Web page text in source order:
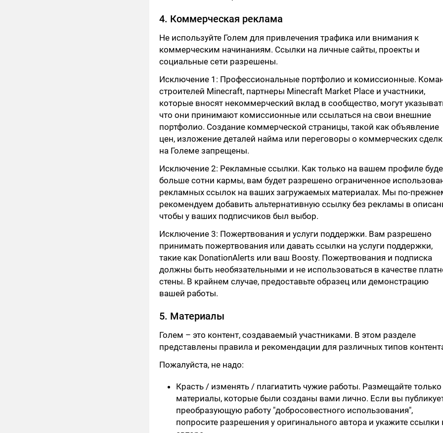
4. Коммерческая реклама
Не используйте Голем для привлечения трафика или внимания к
коммерческим начинаниям. Ссылки на личные сайты, проекты и
социальные сети разрешены.
Исключение 1: Профессиональные портфолио и комиссионные.
строителей Minecraft, партнеры Minecraft Market Place и участники,
которые вносят некоммерческий вклад в сообщество, могут
что они принимают комиссионные или ссылаться на свои внешние
портфолио. Создание коммерческой страницы, такой как объявление
цен, изложение деталей найма или переговоры о коммерческих
на Големе запрещены.
Исключение 2: Рекламные ссылки. Как только на вашем профиле
больше сотни кармы, вам будет разрешено ограниченное
рекламных ссылок на ваших загружаемых материалах. Мы по-
рекомендуем добавить альтернативную ссылку без рекламы в
чтобы у ваших подписчиков был выбор.
Исключение 3: Пожертвования и услуги поддержки. Вам разрешено
принимать пожертвования или давать ссылки на услуги поддержки,
такие как DonationAlerts или ваш Boosty. Пожертвования и подписка
должны быть необязательными и не использоваться в качестве
стены. В крайнем случае, предоставьте образец или демонстрацию
вашей работы.
5. Материалы
Голем – это контент, создаваемый участниками. В этом разделе
представлены правила и рекомендации для различных типов
Пожалуйста, не надо:
Красть / изменять / плагиатить чужие работы. Размещайте только
материалы, которые были созданы вами лично. Если вы
преобразующую работу "добросовестного использования",
попросите разрешения у оригинального автора и укажите ссылки